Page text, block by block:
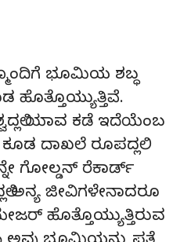
ಭೂಮಿಯ ಶಬ್ಧ
ಹೊತ್ತೊಯ್ಯುತ್ತಿವೆ.
ಯಾವ ಕಡೆ ಇದೆಯೆಂಬ
ದಾಖಲೆ ರೂಪದಲ್ಲಿ
ಗೋಲ್ಡನ್ ರೆಕಾರ್ಡ್
ಅನ್ಯ ಜೀವಿಗಳೇನಾದರೂ
ಹೊತ್ತೊಯ್ಯುತ್ತಿರುವ